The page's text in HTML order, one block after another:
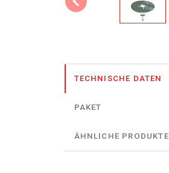
TECHNISCHE DATEN
PAKET
ÄHNLICHE PRODUKTE